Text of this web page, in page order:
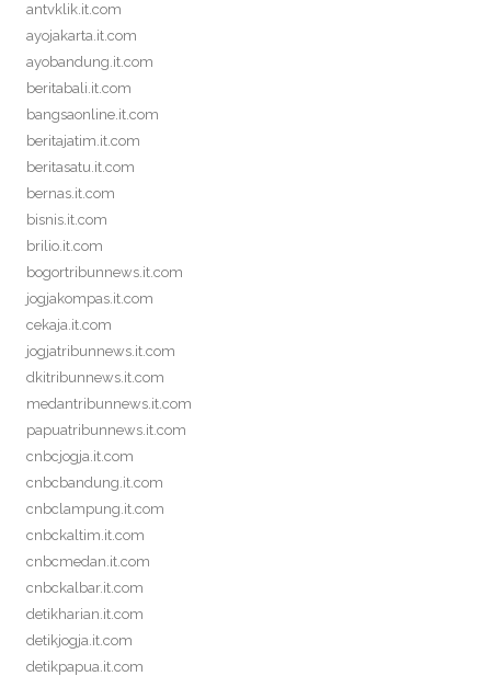
antvklik.it.com
ayojakarta.it.com
ayobandung.it.com
beritabali.it.com
bangsaonline.it.com
beritajatim.it.com
beritasatu.it.com
bernas.it.com
bisnis.it.com
brilio.it.com
bogortribunnews.it.com
jogjakompas.it.com
cekaja.it.com
jogjatribunnews.it.com
dkitribunnews.it.com
medantribunnews.it.com
papuatribunnews.it.com
cnbcjogja.it.com
cnbcbandung.it.com
cnbclampung.it.com
cnbckaltim.it.com
cnbcmedan.it.com
cnbckalbar.it.com
detikharian.it.com
detikjogja.it.com
detikpapua.it.com